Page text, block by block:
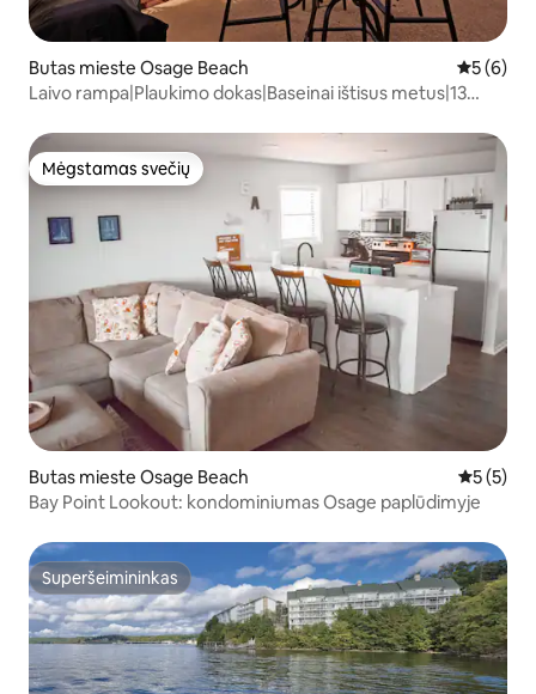
Butas mieste Osage Beach Vidutinis
5 (6)
Laivo rampa|Plaukimo dokas|Baseinai ištisus metus|13
Mėgstamas svečių
Mėgstamas svečių
Butas mieste Osage Beach Vidutinis
5 (5)
Bay Point Lookout: kondominiumas Osage paplūdimyje
Superšeimininkas
Superšeimininkas